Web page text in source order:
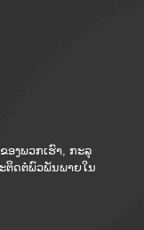
ອງ​ພວກ​ເຮົາ​, ກະ​ລຸ​
ຕິດ​ຕໍ່​ພົວ​ພັນ​ພາຍ​ໃນ